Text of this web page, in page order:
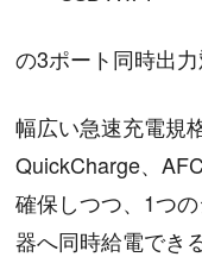
の3ポート同時出
幅広い急速充電規
QuickCharge、
確保しつつ、1つ
器へ同時給電でき